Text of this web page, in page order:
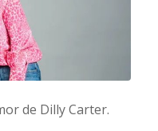
de Dilly Carter.